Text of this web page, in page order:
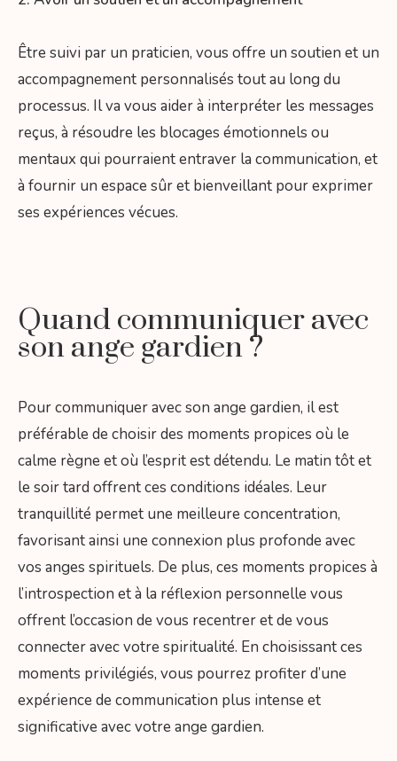
Être suivi par un praticien, vous offre un soutien et un
accompagnement personnalisés tout au long du
processus. Il va vous aider à interpréter les messages
reçus, à résoudre les blocages émotionnels ou
mentaux qui pourraient entraver la communication, et
à fournir un espace sûr et bienveillant pour exprimer
ses expériences vécues.
Quand communiquer avec
son ange gardien ?
Pour communiquer avec son ange gardien, il est
préférable de choisir des moments propices où le
calme règne et où l’esprit est détendu. Le matin tôt et
le soir tard offrent ces conditions idéales. Leur
tranquillité permet une meilleure concentration,
favorisant ainsi une connexion plus profonde avec
vos anges spirituels. De plus, ces moments propices à
l’introspection et à la réflexion personnelle vous
offrent l’occasion de vous recentrer et de vous
connecter avec votre spiritualité. En choisissant ces
moments privilégiés, vous pourrez profiter d’une
expérience de communication plus intense et
significative avec votre ange gardien.